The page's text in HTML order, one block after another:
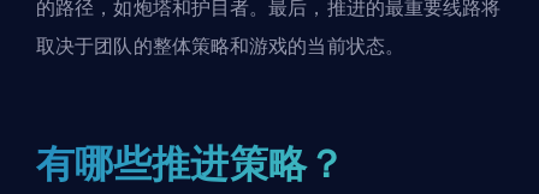
的路径，如炮塔和护目者。最后，推进的最重要线路将
取决于团队的整体策略和游戏的当前状态。
有哪些推进策略？